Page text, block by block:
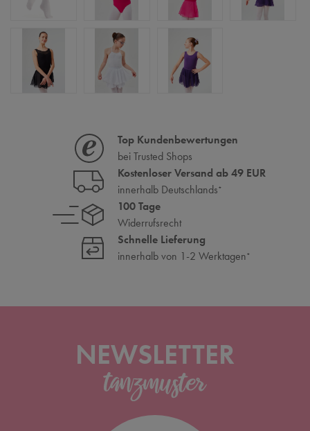
Top Kundenbewertungen
bei Trusted Shops
Kostenloser Versand ab 49 EUR
innerhalb Deutschlands*
100 Tage
Widerrufsrecht
Schnelle Lieferung
innerhalb von 1-2 Werktagen*
NEWSLETTER